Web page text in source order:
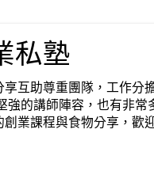
私塾
互助尊重團隊，工作分
強的講師陣容，也有非常
業課程與食物分享，歡